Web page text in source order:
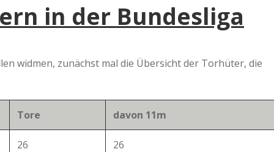
a
d
e
in der Bundesliga
widmen, zunächst mal die Übersicht der Torhüter, die
Tore davon 11m
26 26